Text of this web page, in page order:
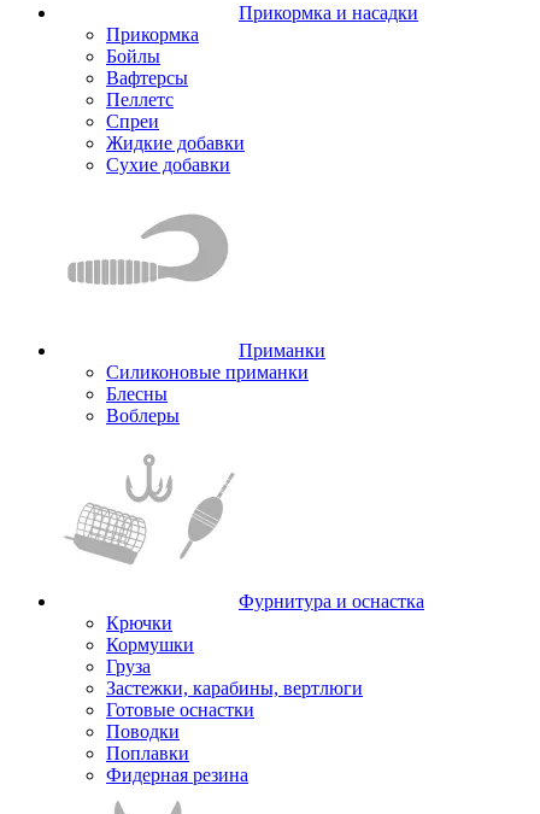
Прикормка и насадки
Прикормка
Бойлы
Вафтерсы
Пеллетс
Спреи
Жидкие добавки
Сухие добавки
Приманки
Силиконовые приманки
Блесны
Воблеры
Фурнитура и оснастка
Крючки
Кормушки
Груза
Застежки, карабины, вертлюги
Готовые оснастки
Поводки
Поплавки
Фидерная резина